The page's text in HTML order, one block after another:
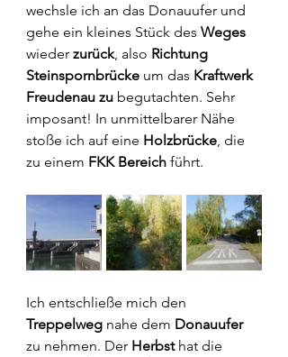
wechsle ich an das Donauufer und
gehe ein kleines Stück des Weges
wieder zurück, also Richtung
Steinspornbrücke um das Kraftwerk
Freudenau zu begutachten. Sehr
imposant! In unmittelbarer Nähe
stoße ich auf eine Holzbrücke, die
zu einem FKK Bereich führt.
Ich entschließe mich den
Treppelweg nahe dem Donauufer
zu nehmen. Der Herbst hat die